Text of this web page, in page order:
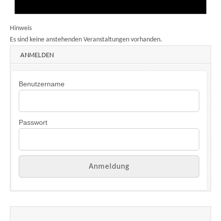
Hinweis
Es sind keine anstehenden Veranstaltungen vorhanden.
ANMELDEN
Benutzername
Passwort